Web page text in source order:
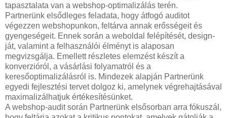
tapasztalata van a webshop-optimalizálás terén.
Partnerünk elsődleges feladata, hogy átfogó auditot
végezzen webshopunkon, feltárva annak erősségeit és
gyengeségeit. Ennek során a weboldal felépítését, design-
ját, valamint a felhasználói élményt is alaposan
megvizsgálja. Emellett részletes elemzést készít a
konverzióról, a vásárlási folyamatról és a
keresőoptimalizálásról is. Mindezek alapján Partnerünk
egyedi fejlesztési tervet dolgoz ki, amelynek végrehajtásával
maximalizálhatjuk értékesítésünket.
A webshop-audit során Partnerünk elsősorban arra fókuszál,